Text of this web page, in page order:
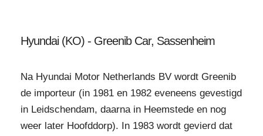
Hyundai (KO) - Greenib Car, Sassenheim
Na Hyundai Motor Netherlands BV wordt Greenib
de importeur (in 1981 en 1982 eveneens gevestigd
in Leidschendam, daarna in Heemstede en nog
weer later Hoofddorp). In 1983 wordt gevierd dat